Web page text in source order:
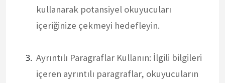
kullanarak potansiyel okuyucuları
içeriğinize çekmeyi hedefleyin.
Ayrıntılı Paragraflar Kullanın: İlgili bilgileri
içeren ayrıntılı paragraflar, okuyucuların